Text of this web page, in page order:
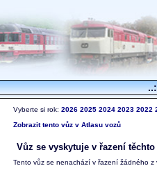
Vyberte si rok: 2026 2025 2024 2023 2022
Zobrazit tento vůz v Atlasu vozů
Vůz se vyskytuje v řazení těchto
Tento vůz se nenachází v řazení žádného